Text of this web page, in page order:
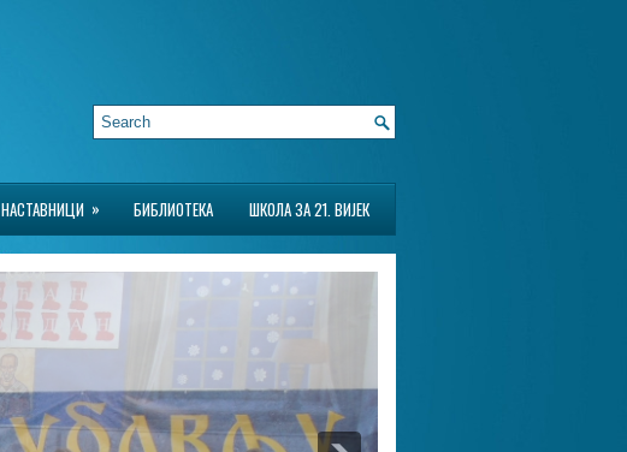
НАСТАВНИЦИ » БИБЛИОТЕКА ШКОЛА ЗА 21. ВИЈЕК